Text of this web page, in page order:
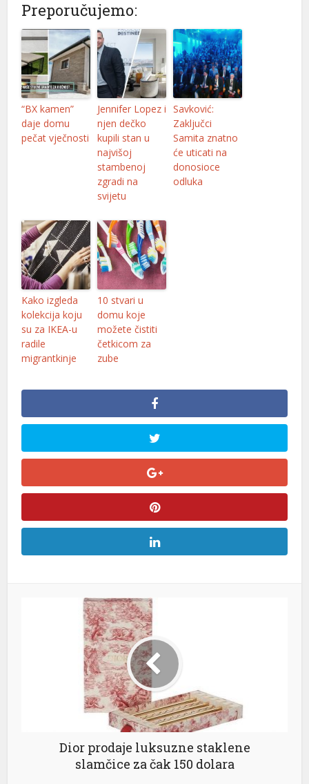
Preporučujemo:
“BX kamen”
daje domu
pečat vječnosti
Jennifer Lopez i
njen dečko
kupili stan u
najvišoj
stambenoj
zgradi na
svijetu
Savković:
Zaključci
Samita znatno
će uticati na
donosioce
odluka
Kako izgleda
kolekcija koju
su za IKEA-u
radile
migrantkinje
10 stvari u
domu koje
možete čistiti
četkicom za
zube
Dior prodaje luksuzne staklene
slamčice za čak 150 dolara